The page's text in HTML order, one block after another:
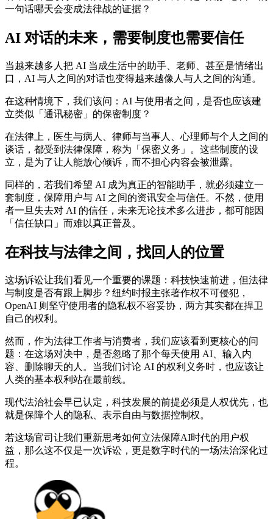
一句话哪天会变成法律战的证据？
AI 对话的未来，需要制度也需要信任
当越来越多人把 AI 当成生活中的助手、老师、甚至是情绪出
口，AI 与人之间的对话也变得越来越像人与人之间的沟通。
在这种情境下，我们该问：AI 与使用者之间，是否也应该建
立类似「通讯秘密」的保密制度？
在法律上，医生与病人、律师与当事人、心理师与个人之间的
谈话，都受到法律保障，称为「保密义务」。这些制度的设
立，是为了让人能放心倾诉，而不担心内容会被泄露。
同样的，若我们希望 AI 成为真正的智能助手，就必须建立一
套制度，保障用户与 AI 之间的资讯安全与信任。不然，使用
者一旦失去对 AI 的信任，未来无论技术多么进步，都可能因
「信任缺口」而难以真正普及。
在科技与法律之间，找回人的位置
这场诉讼让我们看见一个重要的课题：科技快速前进，但法律
与制度是否有跟上脚步？纽约时报主张著作权不可侵犯，
OpenAI 则坚守使用者的隐私权不容妥协，两方其实都在捍卫
自己的权利。
然而，作为法律工作者与消费者，我们应该看到更核心的问
题：在这场对决中，是否忽略了那个每天使用 AI、输入内
容、删除聊天的人。当我们讨论 AI 的权利义务时，也应该让
人类的基本权利站在最前线。
现代法治社会早已认定，科技发展的前提必须是人权优先，也
就是保障个人的隐私、表示自由与数据控制权。
若这场官司让我们重新思考如何立法保障AI时代的用户权
益，那么这不仅是一次诉讼，更是数字时代的一场法治深化过
程。